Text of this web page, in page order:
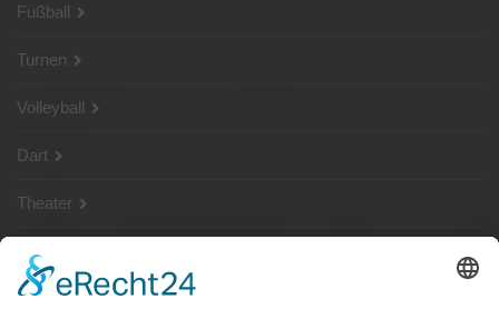
Fußball
Turnen
Volleyball
Dart
Theater
SG Shop
Sponsoren